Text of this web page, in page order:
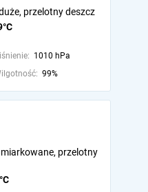
przelotny deszcz
1010 hPa
99%
przelotny